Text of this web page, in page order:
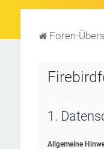
Foren-
1.
Allgemeine